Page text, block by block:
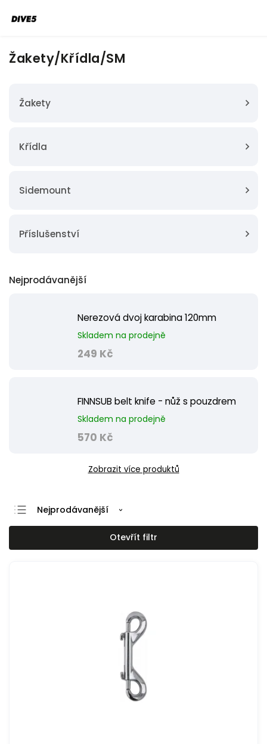
Žakety/Křídla/SM
Žakety
Křídla
Sidemount
Příslušenství
Nejprodávanější
Nerezová dvoj karabina 120mm
Skladem na prodejně
249 Kč
FINNSUB belt knife - nůž s pouzdrem
Skladem na prodejně
570 Kč
Zobrazit více produktů
Nejprodávanější
Nejlevnější
Nejdražší
Otevřít filtr